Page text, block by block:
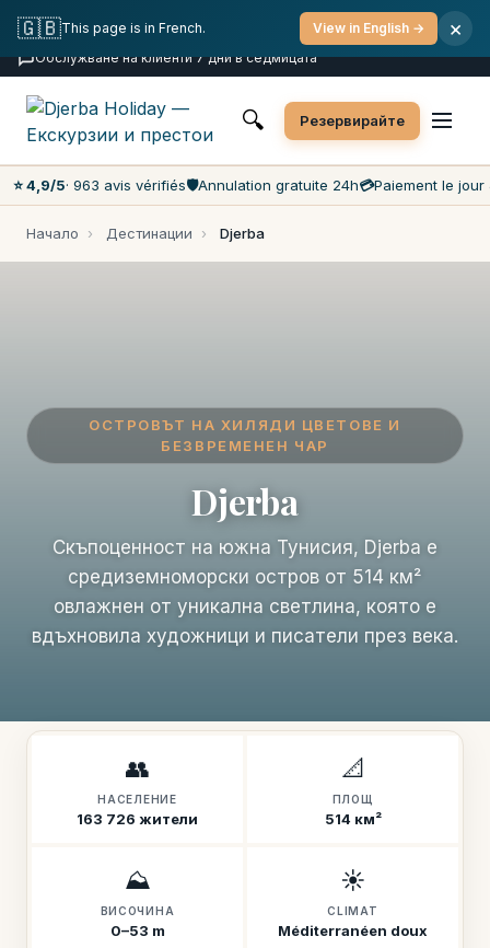
Безплатна отмяна
Най-ниски цени на пазара
Обслужване на клиенти 7 дни в седмицата
🔍 Резервирайте
⭐ 4,9/5· 963 avis vérifiés🛡️Annulation gratuite 24h💳Paiement le jour
Начало › Дестинации › Djerba
ОСТРОВЪТ НА ХИЛЯДИ ЦВЕТОВЕ И
БЕЗВРЕМЕНЕН ЧАР
Djerba
Скъпоценност на южна Тунисия, Djerba е
средиземноморски остров от 514 км²
овлажнен от уникална светлина, която е
вдъхновила художници и писатели през века.
👥
НАСЕЛЕНИЕ
163 726 жители
📐
ПЛОЩ
514 км²
⛰️
ВИСОЧИНА
0–53 m
☀️
CLIMAT
Méditerranéen doux
🇬🇧This page is in French. View in English → ×